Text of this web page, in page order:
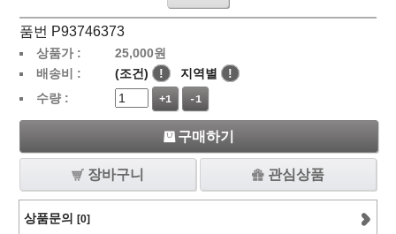
품번 P93746373
상품가 : 25,000원
배송비 :
(조건) ! 지역별
!
수량 :
+1 -1
구매하기
장바구니 관심상품
상품문의 [0]